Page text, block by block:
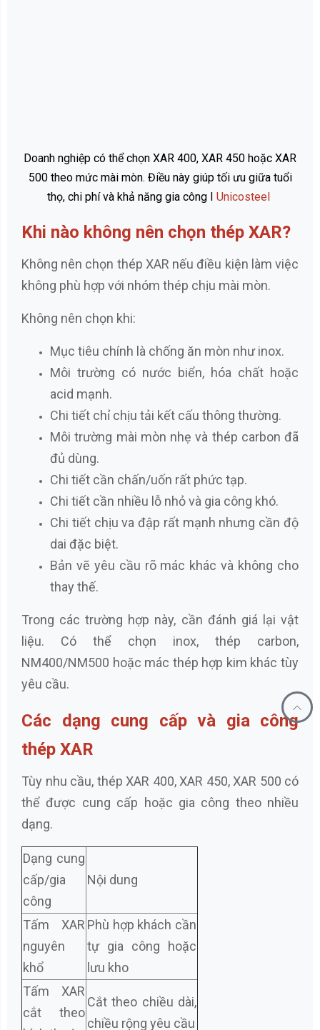
Doanh nghiệp có thể chọn XAR 400, XAR 450 hoặc XAR
500 theo mức mài mòn. Điều này giúp tối ưu giữa tuổi
thọ, chi phí và khả năng gia công I Unicosteel
Khi nào không nên chọn thép XAR?
Không nên chọn thép XAR nếu điều kiện làm việc
không phù hợp với nhóm thép chịu mài mòn.
Không nên chọn khi:
Mục tiêu chính là chống ăn mòn như inox.
Môi trường có nước biển, hóa chất hoặc
acid mạnh.
Chi tiết chỉ chịu tải kết cấu thông thường.
Môi trường mài mòn nhẹ và thép carbon đã
đủ dùng.
Chi tiết cần chấn/uốn rất phức tạp.
Chi tiết cần nhiều lỗ nhỏ và gia công khó.
Chi tiết chịu va đập rất mạnh nhưng cần độ
dai đặc biệt.
Bản vẽ yêu cầu rõ mác khác và không cho
thay thế.
Trong các trường hợp này, cần đánh giá lại vật
liệu. Có thể chọn inox, thép carbon,
NM400/NM500 hoặc mác thép hợp kim khác tùy
yêu cầu.
Các dạng cung cấp và gia công
thép XAR
Tùy nhu cầu, thép XAR 400, XAR 450, XAR 500 có
thể được cung cấp hoặc gia công theo nhiều
dạng.
Dạng cung
cấp/gia
công
Nội dung
Tấm XAR
nguyên
khổ
Phù hợp khách cần
tự gia công hoặc
lưu kho
Tấm XAR
cắt theo
Cắt theo chiều dài,
chiều rộng yêu cầu